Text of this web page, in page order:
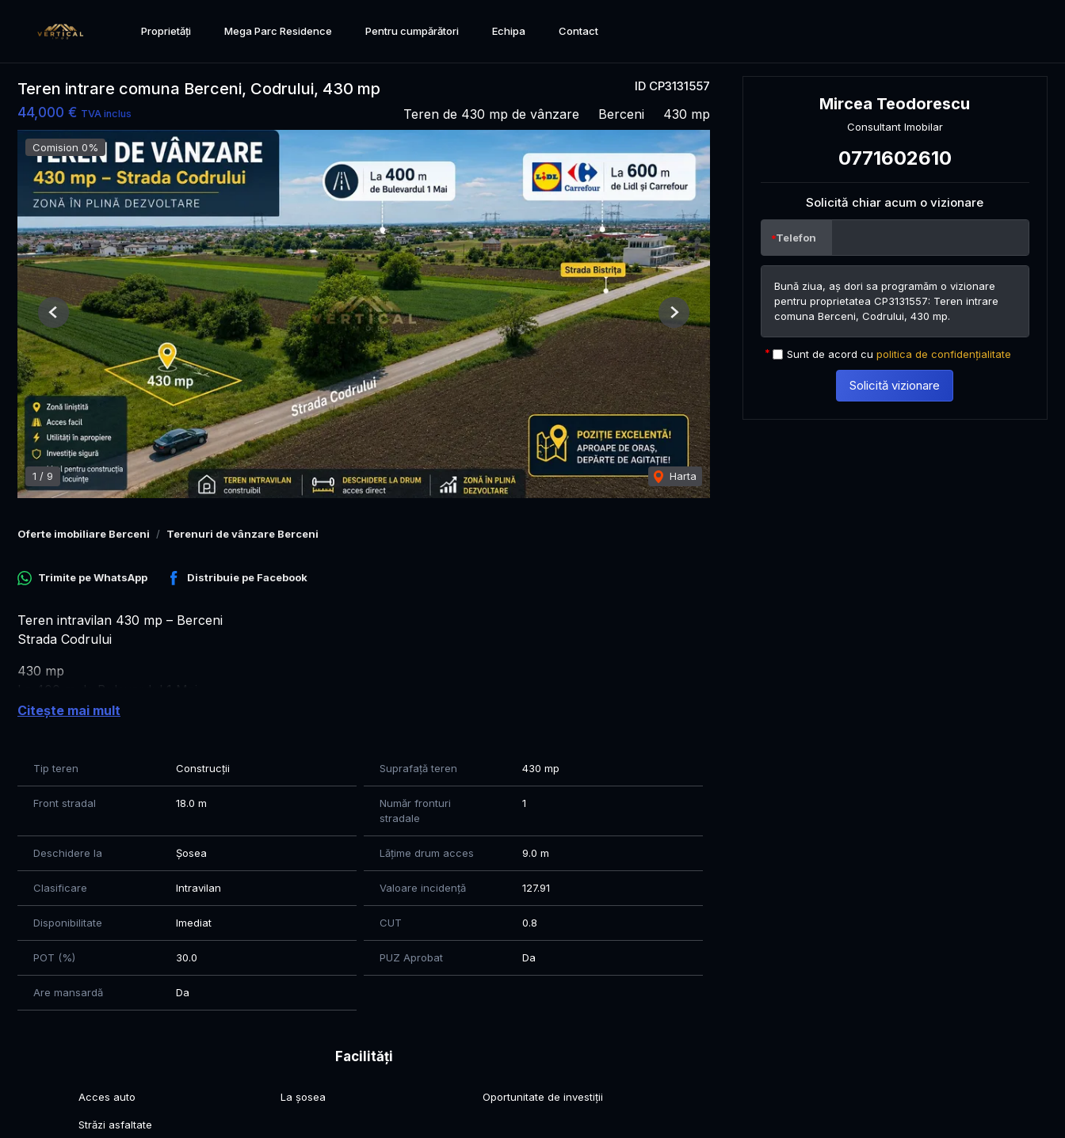
Proprietăți Mega Parc Residence Pentru cumpărători Echipa Contact
ID CP3131557
Teren intrare comuna Berceni, Codrului, 430 mp
44,000 € TVA inclus Teren de 430 mp de vânzare Berceni 430 mp
Comision 0%
1 / 9 Harta
Previous Next
Oferte imobiliare Berceni Terenuri de vânzare Berceni
Trimite peWhatsApp Distribuie pe Facebook
Teren intravilan 430 mp – Berceni
Strada Codrului
430 mp
La 400 m de Bulevardul 1 Mai
La 600 m de Lidl și Carrefour
Ideal pentru construcția unei locuințe sau pentru investiție. Contact telefonic pentru detalii și vizionare.
Contacteaza-ma pentru mai multe detalii!
Citește mai mult
Tip teren Construcții Suprafață teren 430 mp
Front stradal 18.0 m
Număr fronturi
stradale
1
Deschidere la Șosea Lățime drum acces 9.0 m
Clasificare Intravilan Valoare incidență 127.91
Disponibilitate Imediat CUT 0.8
POT (%) 30.0 PUZ Aprobat Da
Are mansardă Da
Facilități
Acces auto La șosea Oportunitate de investiții
Străzi asfaltate
Mircea Teodorescu
Consultant Imobilar
0771602610
Solicită chiar acum o vizionare
Telefon
Sunt de acord cu politica de confidențialitate
Solicită vizionare